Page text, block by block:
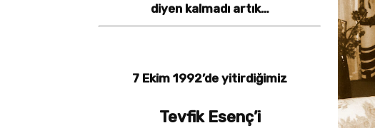
diyen kalmadı artık…
7 Ekim 1992’de yitirdiğimiz
Tevfik Esenç’i